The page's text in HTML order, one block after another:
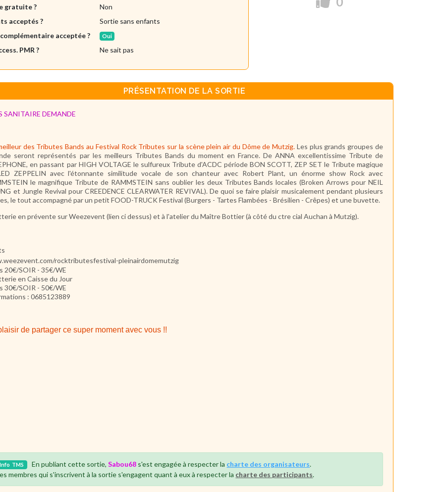
gratuite ?
Non
acceptés ?
Sortie sans enfants
acceptée ?
Oui
PMR ? Ne sait pas
PRÉSENTATION DE LA SORTIE
SANITAIRE DEMANDE
des Tributes Bands au Festival Rock Tributes sur la scène plein air du Dôme de Mutzig. Les plus grands groupes de
seront représentés par les meilleurs Tributes Bands du moment en France. De ANNA excellentissime Tribute de
en passant par HIGH VOLTAGE le sulfureux Tribute d'ACDC période BON SCOTT, ZEP SET le Tribute magique
ZEPPELIN avec l'étonnante similitude vocale de son chanteur avec Robert Plant, un énorme show Rock avec
le magnifique Tribute de RAMMSTEIN sans oublier les deux Tributes Bands locales (Broken Arrows pour NEIL
et Jungle Revival pour CREEDENCE CLEARWATER REVIVAL). De quoi se faire plaisir musicalement pendant plusieurs
le tout accompagné par un petit FOOD-TRUCK Festival (Burgers - Tartes Flambées - Brésilien - Crêpes) et une buvette.
en prévente sur Weezevent (lien ci dessus) et à l'atelier du Maître Bottier (à côté du ctre cial Auchan à Mutzig).
rocktributesfestival-pleinairdomemutzig
20€/SOIR - 35€/WE
en Caisse du Jour
30€/SOIR - 50€/WE
: 0685123889
de partager ce super moment avec vous !!
Info TMS En publiant cette sortie,Sabou68 s'est engagée à respecter la charte des organisateurs.
membres qui s'inscrivent à la sortie s'engagent quant à eux à respecter la charte des participants.